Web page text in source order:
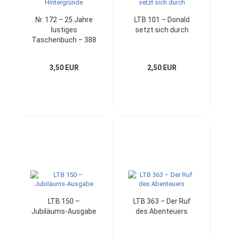
Nr. 172 – 25 Jahre
lustiges
Taschenbuch – 388
Hintergründe
3,50 EUR
LTB 101 – Donald
setzt sich durch
2,50 EUR
LTB 150 –
Jubiläums-Ausgabe
LTB 363 – Der Ruf
des Abenteuers